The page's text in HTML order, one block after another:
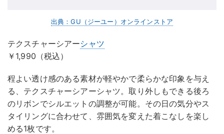
出典：GU（ジーユー）オンラインストア
テクスチャーシアーシャツ
￥1,990（税込）
程よい透け感のある素材が軽やかで柔らかな印象を与え
る、テクスチャーシアーシャツ。取り外しもできる後ろ
のリボンでシルエットの調整が可能。その日の気分やス
タイリングに合わせて、雰囲気を変えた着こなしを楽し
める1枚です。